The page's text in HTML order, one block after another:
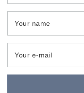
Your name
Your e-mail